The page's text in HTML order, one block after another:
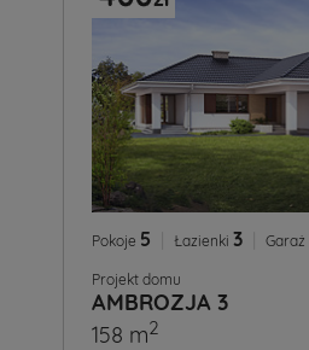
Pokoje 5 Łazienki 3 Garaż
Projekt domu
AMBROZJA 3
158 m2